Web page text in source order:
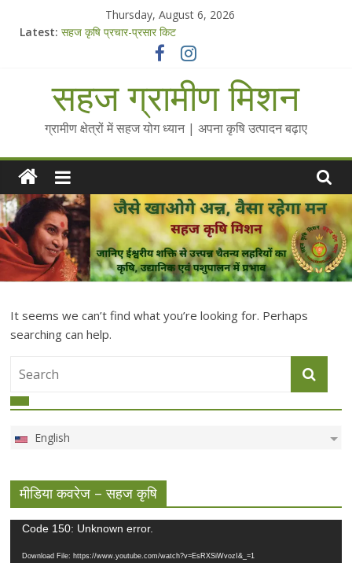
Thursday, August 6, 2026
Latest: सहज कृषि प्रचार-प्रसार किट
Standee Designs @ 2025 for Sahaj Krishi Promotions
Chalo Gaon Ki Or Abhiyaan - 2025-26
Collected Talks on Vibrated Water
सहज ग्रामीण मिशन
ग्रामीण क्षेत्रों में सहज योग ध्यान | अपना कृषि उत्पादन बढ़ाए
It seems we can’t find what you’re looking for. Perhaps
searching can help.
English
मीडिया कवरेज – सहज कृषि
Video
Code 150: Unknown error.
Download File: https://www.youtube.com/watch?v=EsRXSiWvozI&_=1